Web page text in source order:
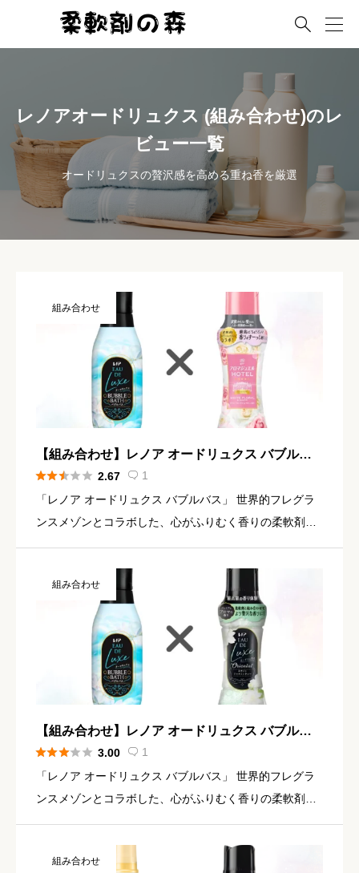

レノアオードリュクス (組み合わせ)のレ
ビュー一覧
オードリュクスの贅沢感を高める重ね香を厳選
組み合わせ
【組み合わせ】レノア オードリュクス バブルバ
ス × アロマジュエル ホワイトフローラル
 2.67  1
「レノア オードリュクス バブルバス」 世界的フレグラ
ンスメゾンとコラボした、心がふりむく香りの柔軟剤バ
TOP：ベルガモット、サボンMID：マグノリア、フィグ
リーフLAS […]
組み合わせ
【組み合わせ】レノア オードリュクス バブルバ
ス × オードリュクス ホワイトジャスミンティー
 3.00  1
「レノア オードリュクス バブルバス」 世界的フレグラ
ンスメゾンとコラボした、心がふりむく香りの柔軟剤バ
TOP：ベルガモット、サボンMID：マグノリア、フィグ
リーフLAS […]
組み合わせ